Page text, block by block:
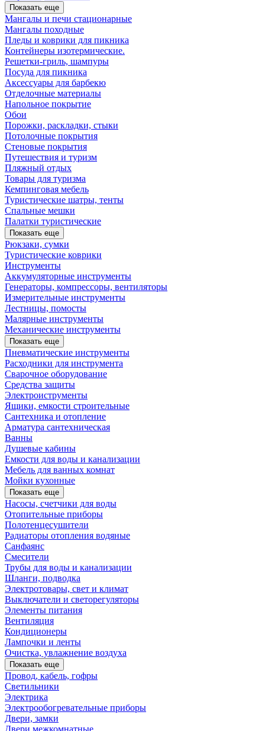
Показать еще
Мангалы и печи стационарные
Мангалы походные
Пледы и коврики для пикника
Контейнеры изотермические.
Решетки-гриль, шампуры
Посуда для пикника
Аксессуары для барбекю
Отделочные материалы
Напольное покрытие
Обои
Порожки, раскладки, стыки
Потолочные покрытия
Стеновые покрытия
Путешествия и туризм
Пляжный отдых
Товары для туризма
Кемпинговая мебель
Туристические шатры, тенты
Спальные мешки
Палатки туристические
Показать еще
Рюкзаки, сумки
Туристические коврики
Инструменты
Аккумуляторные инструменты
Генераторы, компрессоры, вентиляторы
Измерительные инструменты
Лестницы, помосты
Малярные инструменты
Механические инструменты
Показать еще
Пневматические инструменты
Расходники для инструмента
Сварочное оборудование
Средства защиты
Электроиструменты
Ящики, емкости строительные
Сантехника и отопление
Арматура сантехническая
Ванны
Душевые кабины
Емкости для воды и канализации
Мебель для ванных комнат
Мойки кухонные
Показать еще
Насосы, счетчики для воды
Отопительные приборы
Полотенцесушители
Радиаторы отопления водяные
Санфаянс
Смесители
Трубы для воды и канализации
Шланги, подводка
Электротовары, свет и климат
Выключатели и светорегуляторы
Элементы питания
Вентиляция
Кондиционеры
Лампочки и ленты
Очистка, увлажнение воздуха
Показать еще
Провод, кабель, гофры
Светильники
Электрика
Электрообогревательные приборы
Двери, замки
Двери межкомнатные